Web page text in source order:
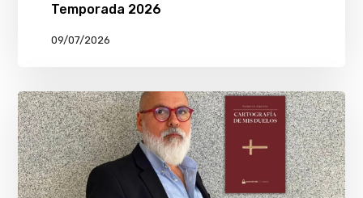
Temporada 2026
09/07/2026